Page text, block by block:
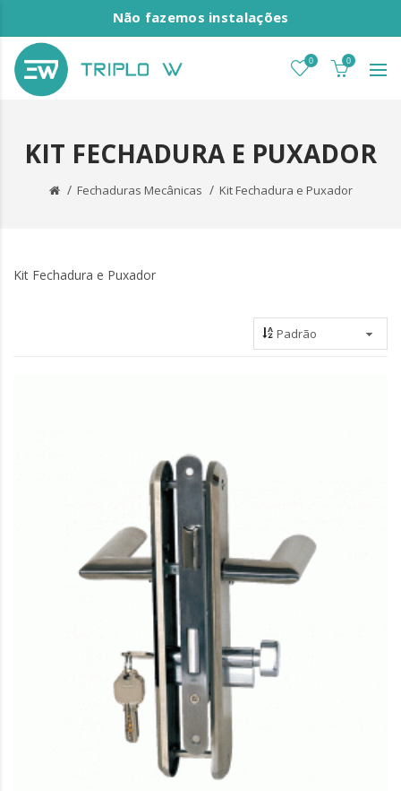
Não fazemos instalações
0 0
KIT FECHADURA E PUXADOR
Fechaduras Mecânicas Kit Fechadura e Puxador
Kit Fechadura e Puxador